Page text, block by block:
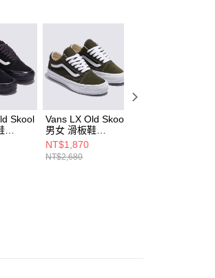
資訊註冊。若發現惡意使用之情
用戶之使用額度並採取法律行
Skool
Vans LX Old Skool
男女 滑板鞋
VN000D56KCZ
NT$1,870
NT$2,680